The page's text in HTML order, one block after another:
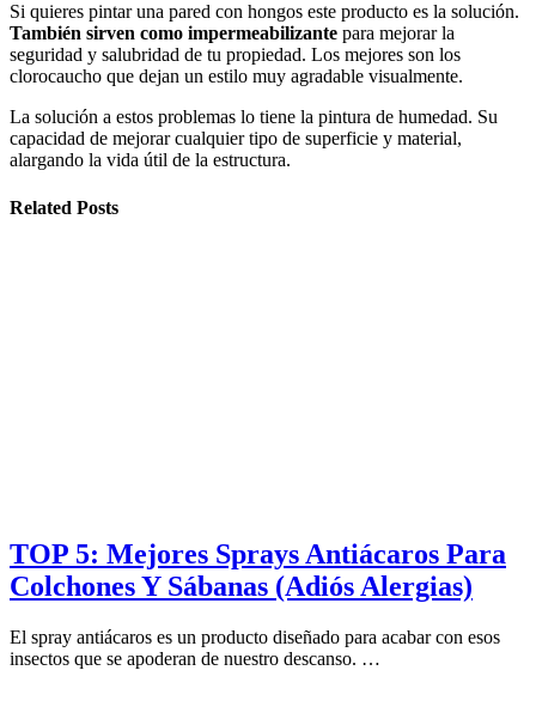
Si quieres pintar una pared con hongos este producto es la solución.
También sirven como impermeabilizante para mejorar la
seguridad y salubridad de tu propiedad. Los mejores son los
clorocaucho que dejan un estilo muy agradable visualmente.
La solución a estos problemas lo tiene la pintura de humedad. Su
capacidad de mejorar cualquier tipo de superficie y material,
alargando la vida útil de la estructura.
Related Posts
TOP 5: Mejores Sprays Antiácaros Para
Colchones Y Sábanas (Adiós Alergias)
El spray antiácaros es un producto diseñado para acabar con esos
insectos que se apoderan de nuestro descanso. …